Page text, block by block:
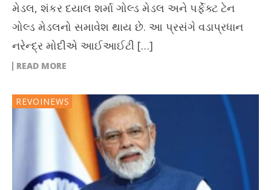
મેડલ, શંકર દયાલ શર્મા ગોલ્ડ મેડલ અને પર્ફેક્ટ ટેન
ગોલ્ડ મેડલનો સમાવેશ થાય છે. આ પ્રસંગે વડાપ્રધાન
નરેન્દ્ર મોદીએ આઈઆઈટી […]
READ MORE
REVOINEWS